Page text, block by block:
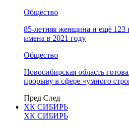
Общество
85-летняя женщина и ещё 123
имена в 2021 году
Общество
Новосибирская область
прорыву в сфере «умного
Пред След
ХК СИБИРЬ
ХК СИБИРЬ